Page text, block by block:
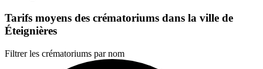
Tarifs moyens des crématoriums dans la ville de
Éteignières
Filtrer les crématoriums par nom